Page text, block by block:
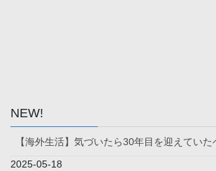
NEW!
【海外生活】気づいたら30年目を迎えてい
2025-05-18